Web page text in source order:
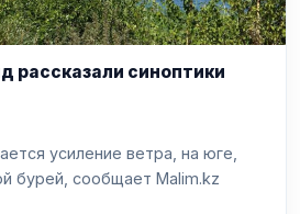
рассказали синоптики
усиление ветра, на юге,
бурей, сообщает Malim.kz